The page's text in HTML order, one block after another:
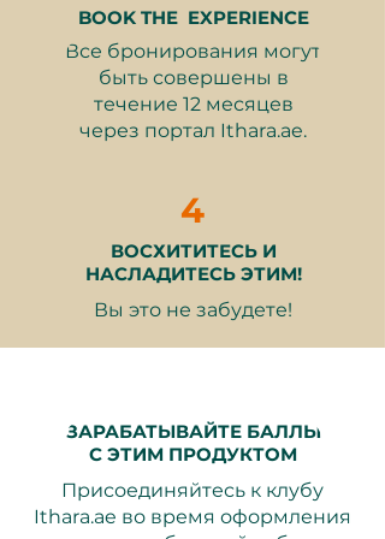
Что включено:
Доступ к полному ужин-буфету
в Gastronomy для двух гостей
Вашего обеда
услугами валета в Atlantis The
Впечатление от ужина длится
до 2 часов
Почему это отличный подарок:
Глобальные вкусы, местная
ресторана, и его нельзя
хранить на месте.
BOOK THE EXPERIENCE
Все бронирования могут
быть совершены в
течение 12 месяцев
через портал Ithara.ae.
4
ВОСХИТИТЕСЬ И
НАСЛАДИТЕСЬ ЭТИМ!
Вы это не забудете!
ЗАРАБАТЫВАЙТЕ БАЛЛЫ
С ЭТИМ ПРОДУКТОМ
Присоединяйтесь к клубу
Ithara.ae во время оформления